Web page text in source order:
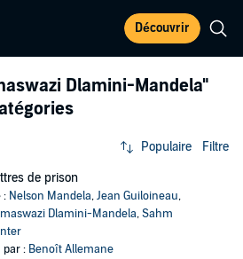
Découvrir
Dlamini-Mandela"
Populaire Filtre
de prison
: Nelson Mandela,Jean Guiloineau,
Dlamini-Mandela,Sahm
par : Benoît Allemane